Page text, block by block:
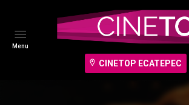
CINETOP ECATEPEC
Menu